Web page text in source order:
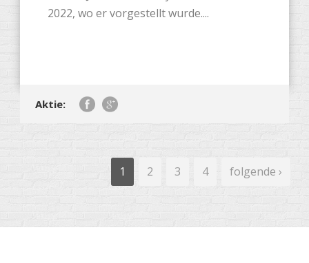
2022, wo er vorgestellt wurde....
Aktie:
1 2 3 4 folgende ›